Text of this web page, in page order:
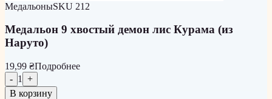
МедальоныSKU 212
Медальон 9 хвостый демон лис Курама (из
Наруто)
19,99 ₴Подробнее
- 1
+
В корзину